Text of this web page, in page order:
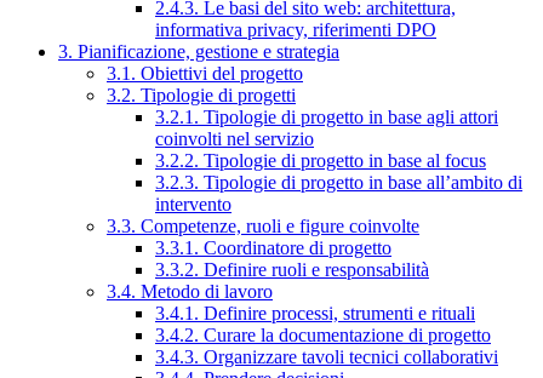
2.4.3. Le basi del sito web: architettura,
informativa privacy, riferimenti DPO
3. Pianificazione, gestione e strategia
3.1. Obiettivi del progetto
3.2. Tipologie di progetti
3.2.1. Tipologie di progetto in base agli attori
coinvolti nel servizio
3.2.2. Tipologie di progetto in base al focus
3.2.3. Tipologie di progetto in base all’ambito di
intervento
3.3. Competenze, ruoli e figure coinvolte
3.3.1. Coordinatore di progetto
3.3.2. Definire ruoli e responsabilità
3.4. Metodo di lavoro
3.4.1. Definire processi, strumenti e rituali
3.4.2. Curare la documentazione di progetto
3.4.3. Organizzare tavoli tecnici collaborativi